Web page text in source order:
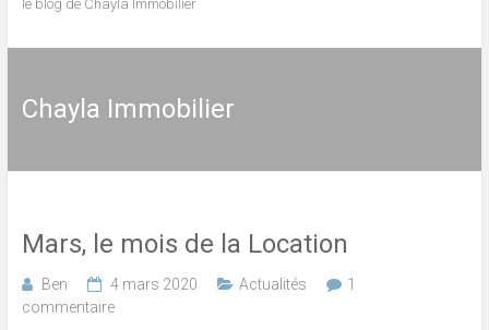
le blog de Chayla Immobilier
Chayla Immobilier
Mars, le mois de la Location
Ben 4 mars 2020 Actualités
1
commentaire